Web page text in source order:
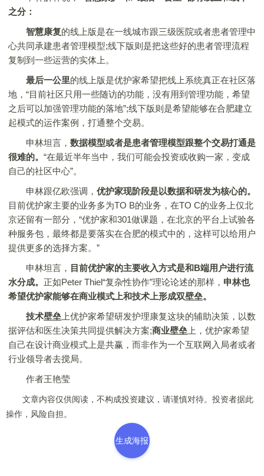
之分：
智慧康复的线上版是在一线城市跟三级医院或者患者管理中
心共同承建患者管理模型;线下版则是把这些好的患者管理流程
复制到一些运营的实体上。
最后一公里的线上版是优护家希望把线上系统真正在社区落
地，“目前社区只用一些随访的功能，没有用到管理功能，希望
之后可以加强管理功能的落地”;线下版则是希望能够在合肥建立
起模式的运作案例，打通整个交易。
申林坦言， 数据模型或者是患者管理模型跟整个交易打通是
很难的。 “在最近半年当中，我们可能会投资或收购一家，变成
自己的社区中心”。
申林跟亿欧强调， 优护家现阶段是以数据和研发为核心的。
目前优护家主要的业务多为TO B的业务，在TO C的业务上仅北
京还留有一部分，“优护家和301做课题，在北京的平台上试验各
种服务包，最终都是要落实在合肥的模式中的，这样可以给用户
提供更多的选择方案。”
申林坦言， 目前优护家的主要收入方式是和B端用户进行流
水分成。 正如Peter Thiel“复杂性协作”理论论述的那样， 申林也
希望优护家能够在商业模式上和技术上形成双壁垒。
技术壁垒 上优护家希望研发护理康复这块的辅助决策，以数
据评估和医生决策共同提供解决方案;商业壁垒 上，优护家希望
自己在设计商业模式上是共赢，而非作为一个互联网入局者或者
行业领导者去搅局。
作者王艳莹
文章内容仅供阅读，不构成投资建议，请谨慎对待。投资者据此
操作，风险自担。
生成海报